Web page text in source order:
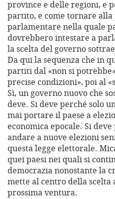
province e delle regioni, e
partito, e come tornare
parlamentare nella quale
dovrebbero intestare a
la scelta del governo
Da qui la sequenza che in
partiti dal «non si
precise condizioni», poi al
Sì, un governo nuovo che
deve. Si deve perché solo
mai portare il paese a
economica epocale. Si
andare a nuove elezioni
questa legge elettorale.
quei paesi nei quali si
democrazia nonostante la
mette al centro della scelta
prossima ventura.